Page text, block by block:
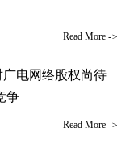
Read More ->
电网络股权尚待
争
Read More ->